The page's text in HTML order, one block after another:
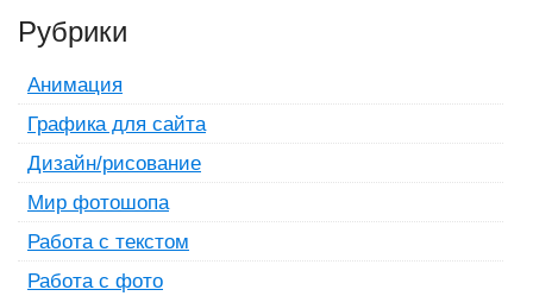
Рубрики
Анимация
Графика для сайта
Дизайн/рисование
Мир фотошопа
Работа с текстом
Работа с фото